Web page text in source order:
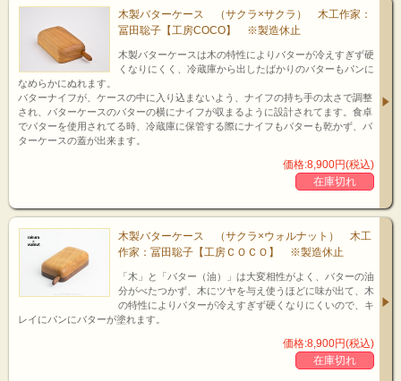
メープル
木製バターケース （サクラ×サクラ） 木工作家：
冨田聡子【工房COCO】 ※製造休止
木製バターケースは木の特性によりバターが冷えすぎず硬
くなりにくく、冷蔵庫から出したばかりのバターもパンに
なめらかにぬれます。
バターナイフが、ケースの中に入り込まないよう、ナイフの持ち手の太さで調整
され、バターケースのバターの横にナイフが収まるように設計されてます。食卓
でバターを使用されてる時、冷蔵庫に保管する際にナイフもバターも乾かず、バ
ターケースの蓋が出来ます。
価格:8,900円(税込)
在庫切れ
木製バターケース （サクラ×ウォルナット） 木工
作家：冨田聡子【工房ＣＯＣＯ】 ※製造休止
「木」と「バター（油）」は大変相性がよく、バターの油
分がべたつかず、木にツヤを与え使うほどに味が出て、木
の特性によりバターが冷えすぎず硬くなりにくいので、キ
レイにパンにバターが塗れます。
価格:8,900円(税込)
在庫切れ